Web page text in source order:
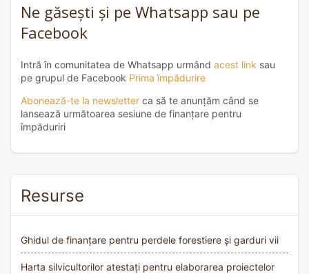
Ne găsești și pe Whatsapp sau pe
Facebook
Intră în comunitatea de Whatsapp urmând acest link sau
pe grupul de Facebook Prima împădurire
Abonează-te la newsletter ca să te anunțăm când se
lansează următoarea sesiune de finanțare pentru
împăduriri
Resurse
Ghidul de finanțare pentru perdele forestiere și garduri vii
Harta silvicultorilor atestați pentru elaborarea proiectelor